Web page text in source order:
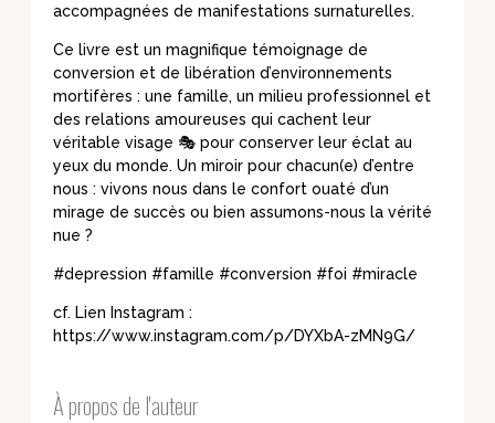
accompagnées de manifestations surnaturelles.
Ce livre est un magnifique témoignage de
conversion et de libération d’environnements
mortifères : une famille, un milieu professionnel et
des relations amoureuses qui cachent leur
véritable visage 🎭 pour conserver leur éclat au
yeux du monde. Un miroir pour chacun(e) d’entre
nous : vivons nous dans le confort ouaté d’un
mirage de succès ou bien assumons-nous la vérité
nue ?
#depression #famille #conversion #foi #miracle
cf. Lien Instagram :
https://www.instagram.com/p/DYXbA-zMN9G/
À propos de l'auteur